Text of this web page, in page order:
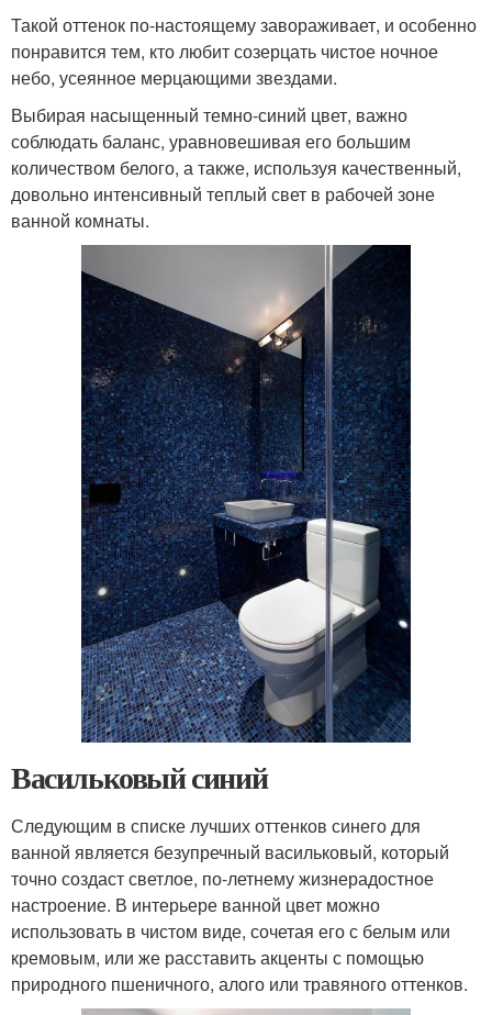
Такой оттенок по-настоящему завораживает, и особенно
понравится тем, кто любит созерцать чистое ночное
небо, усеянное мерцающими звездами.
Выбирая насыщенный темно-синий цвет, важно
соблюдать баланс, уравновешивая его большим
количеством белого, а также, используя качественный,
довольно интенсивный теплый свет в рабочей зоне
ванной комнаты.
Васильковый синий
Следующим в списке лучших оттенков синего для
ванной является безупречный васильковый, который
точно создаст светлое, по-летнему жизнерадостное
настроение. В интерьере ванной цвет можно
использовать в чистом виде, сочетая его с белым или
кремовым, или же расставить акценты с помощью
природного пшеничного, алого или травяного оттенков.